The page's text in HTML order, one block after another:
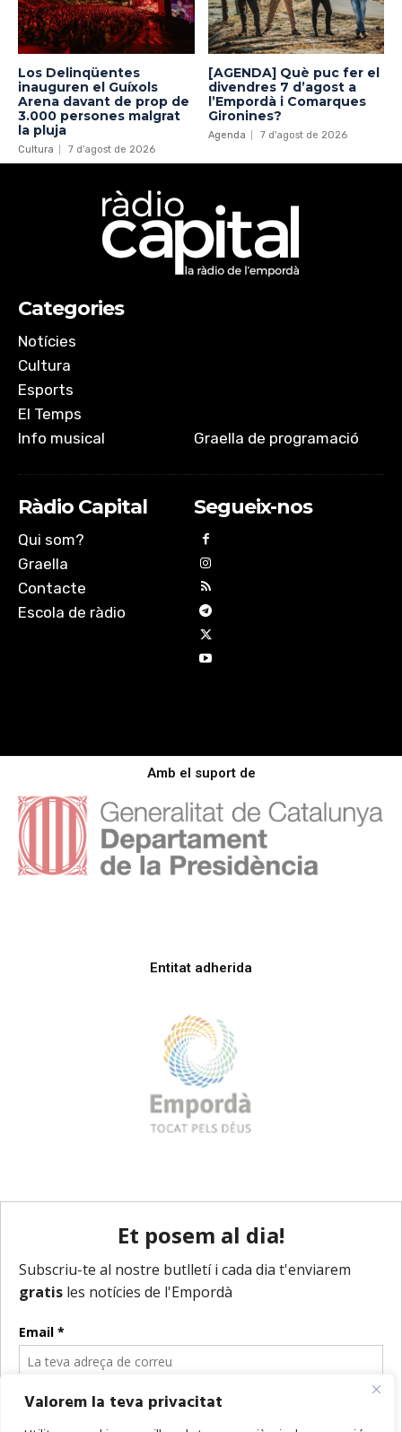
Valorem la teva privacitat
Los Delinqüentes
inauguren el Guíxols
Arena davant de prop de
3.000 persones malgrat
la pluja
Cultura 7 d'agost de 2026
[AGENDA] Què puc fer el
divendres 7 d’agost a
l’Empordà i Comarques
Gironines?
Agenda 7 d'agost de 2026
Categories
Notícies
Cultura
Esports
El Temps
Info musical
Graella de programació
Ràdio Capital
Qui som?
Graella
Contacte
Escola de ràdio
Segueix-nos
Amb el suport de
Entitat adherida